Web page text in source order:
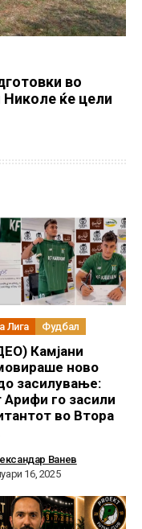
во
ќе цели
Лига Фудбал
Камјани
ново
засилување:
Арифи го засили
во Втора
Ванев
16, 2025